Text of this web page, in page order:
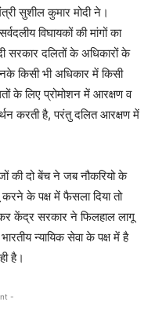
सुशील कुमार मोदी ने।
विघायकों की मांगों का
सरकार दलितों के अधिकारों के
किसी भी अधिकार में किसी
के लिए प्रोमोशन में आरक्षण व
करती है, परंतु दलित आरक्षण में
की दो बेंच ने जब नौकरियो के
के पक्ष में फैसला दिया तो
केंद्र सरकार ने फिलहाल लागू
न्यायिक सेवा के पक्ष में है
है।
-